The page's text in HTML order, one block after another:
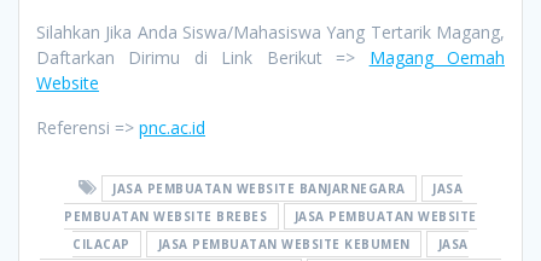
Silahkan Jika Anda Siswa/Mahasiswa Yang Tertarik Magang,
Daftarkan Dirimu di Link Berikut => Magang Oemah
Website
Referensi => pnc.ac.id
JASA PEMBUATAN WEBSITE BANJARNEGARA
JASA
PEMBUATAN WEBSITE BREBES
JASA PEMBUATAN WEBSITE
CILACAP
JASA PEMBUATAN WEBSITE KEBUMEN
JASA